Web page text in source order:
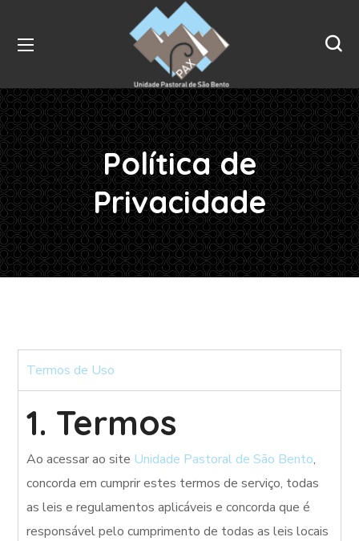
Política de
Privacidade
Termos de Uso
1. Termos
Ao acessar ao site Unidade Pastoral de São Bento,
concorda em cumprir estes termos de serviço, todas
as leis e regulamentos aplicáveis ​​e concorda que é
responsável pelo cumprimento de todas as leis locais